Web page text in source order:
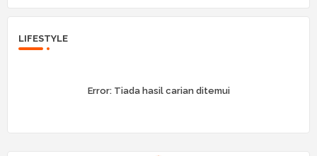
LIFESTYLE
Error:Tiada hasil carian ditemui